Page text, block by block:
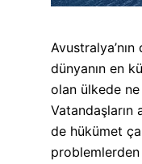
dünyanın en
olan ülkede
Vatandaşların
de hükümet